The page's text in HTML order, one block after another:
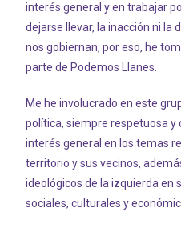
interés general y en trabajar
dejarse llevar, la inacción ni la
nos gobiernan, por eso, he
parte de Podemos Llanes.
Me he involucrado en este
política, siempre respetuosa y
interés general en los temas
territorio y sus vecinos,
ideológicos de la izquierda en
sociales, culturales y